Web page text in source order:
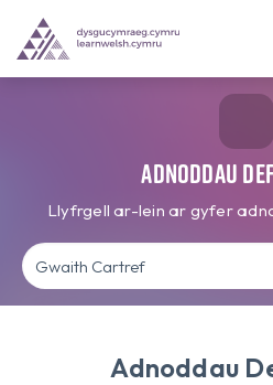
Adnoddau
Llyfrgell ar-lein ar gyfer
Adnoddau